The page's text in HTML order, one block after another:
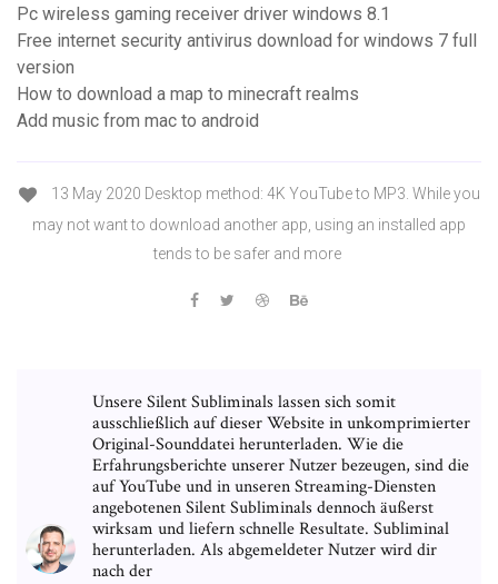
Pc wireless gaming receiver driver windows 8.1
Free internet security antivirus download for windows 7 full
version
How to download a map to minecraft realms
Add music from mac to android
13 May 2020 Desktop method: 4K YouTube to MP3. While you
may not want to download another app, using an installed app
tends to be safer and more
Unsere Silent Subliminals lassen sich somit
ausschließlich auf dieser Website in unkomprimierter
Original-Sounddatei herunterladen. Wie die
Erfahrungsberichte unserer Nutzer bezeugen, sind die
auf YouTube und in unseren Streaming-Diensten
angebotenen Silent Subliminals dennoch äußerst
wirksam und liefern schnelle Resultate. Subliminal
herunterladen. Als abgemeldeter Nutzer wird dir
nach der